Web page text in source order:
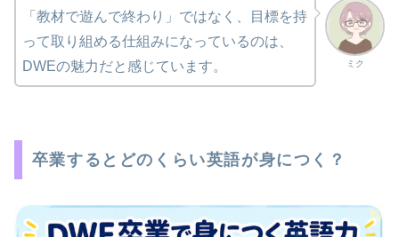
ミク
「教材で遊んで終わり」ではなく、目標を持
って取り組める仕組みになっているのは、
DWEの魅力だと感じています。
卒業するとどのくらい英語が身につく？